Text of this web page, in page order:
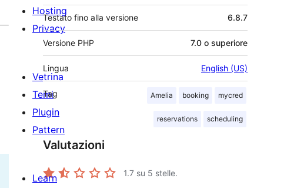
Testato fino alla versione 6.8.7
Versione PHP 7.0 o superiore
Lingua English (US)
Tag Amelia booking mycred
reservations scheduling
Valutazioni
1.7 su 5 stelle.
Hosting
Privacy
Vetrina
Temi
Plugin
Pattern
Learn